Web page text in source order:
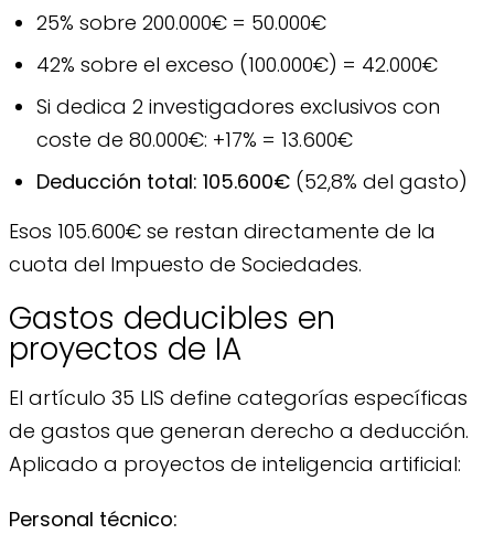
25% sobre 200.000€ = 50.000€
42% sobre el exceso (100.000€) = 42.000€
Si dedica 2 investigadores exclusivos con
coste de 80.000€: +17% = 13.600€
Deducción total: 105.600€ (52,8% del gasto)
Esos 105.600€ se restan directamente de la
cuota del Impuesto de Sociedades.
Gastos deducibles en
proyectos de IA
El artículo 35 LIS define categorías específicas
de gastos que generan derecho a deducción.
Aplicado a proyectos de inteligencia artificial:
Personal técnico: